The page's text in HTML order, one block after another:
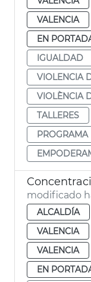
VALENCIA
EN
IGUALDAD
VIOLENCIA
VIOLÈNCIA
TALLERES
modificado
ALCALDÍA
VALENCIA
VALENCIA
EN